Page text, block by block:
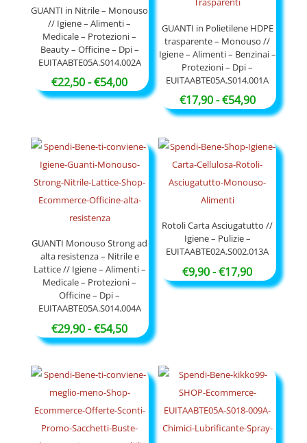
€91,50
GUANTI in Nitrile – Monouso
// Igiene – Alimenti –
Medicale – Protezioni –
Beauty – Officine – Dpi –
EUITAABTE05A.S014.002A
€22,50-€54,00Fascia
di
€22,50
a
€54,00
GUANTI in Polietilene HDPE
trasparente – Monouso //
Igiene – Alimenti – Benzinai –
Protezioni – Dpi –
EUITAABTE05A.S014.001A
€17,90-€54,90Fascia
di
da
€17,90
a
GUANTI Monouso Strong ad
alta resistenza – Nitrile e
Lattice // Igiene – Alimenti –
Medicale – Protezioni –
Officine – Dpi –
EUITAABTE05A.S014.004A
€29,90-€54,50Fascia
di
prezzo:
da
€29,90
a
€54,50
Rotoli Carta Asciugatutto //
Igiene – Pulizie –
EUITAABTE02A.S002.013A
€9,90-€17,90Fascia
di
€17,90